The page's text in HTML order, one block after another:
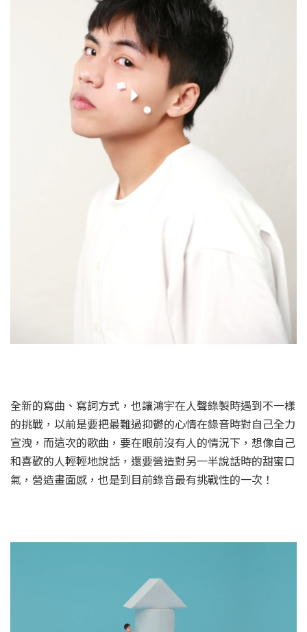
全新的寫曲、寫詞方式，也讓鴻宇在人聲錄製時遇到不一樣
的挑戰，以前是要把最難過抑鬱的心情在錄音時對自己全力
宣洩，而這次的歌曲，要在眼前沒有人的情況下，想像自己
和喜歡的人輕輕地說話，還要營造對另一半說話時的甜蜜口
氣，營造畫面感，也是到目前錄音最有挑戰性的一次！